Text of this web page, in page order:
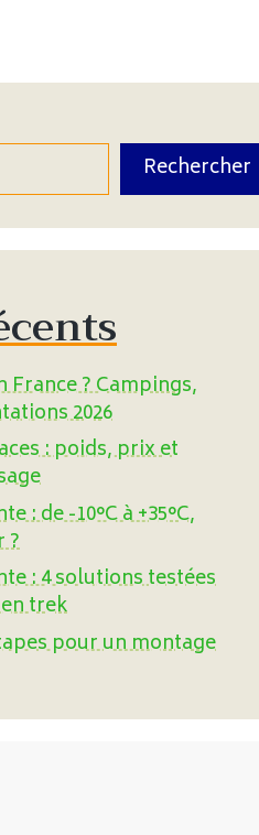
Rechercher
? Campings,
2026
: poids, prix et
: de -10°C à +35°C,
?
: 4 solutions testées
trek
pour un montage